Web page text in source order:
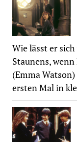
Wie lässt er
Staunens,
(Emma
ersten Mal in